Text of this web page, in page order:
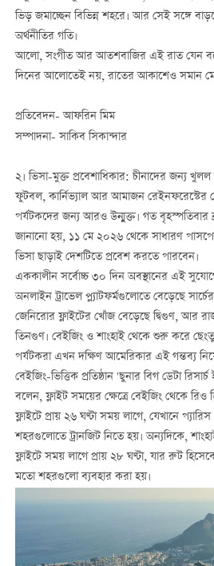
ভিড় জমাচ্ছেন বিভিন্ন শহরে। আর সেই সঙ্গে
অর্থনীতির গতি।
আলো, সংগীত আর আতশবাজির এই রাত যেন
দিনের আলোতেই নয়, রাতের আকাশেও সমান
প্রতিবেদন- আফরিন মিম
সম্পাদনা- সাকিব সিকান্দার
২। ভিসা-মুক্ত প্রবেশাধিকার: চীনাদের জন্য খুলল
ফুটবল, কার্নিভ্যাল আর আমাজন রেইনফরেস্টের
পর্যটকদের জন্য আরও উন্মুক্ত। গত বৃহস্পতিবার
জানানো হয়, ১১ মে ২০২৬ থেকে সাধারণ
ভিসা ছাড়াই দেশটিতে প্রবেশ করতে পারবেন।
এককালীন সর্বোচ্চ ৩০ দিন অবস্থানের এই
অনলাইন ট্রাভেল প্ল্যাটফর্মগুলোতে বেড়েছে
জেনিরোর ফ্লাইটের খোঁজ বেড়েছে দ্বিগুণ, আর
তিনগুণ। বেইজিং ও শাংহাই থেকে শুরু করে
পর্যটকরা এখন দক্ষিণ আমেরিকার এই গন্তব্য
বেইজিং-ভিত্তিক প্রতিষ্ঠান 'ছুনার বিগ ডেটা
বলেন, ফ্লাইট সময়ের ক্ষেত্রে বেইজিং থেকে
ফ্লাইটে প্রায় ২৬ ঘণ্টা সময় লাগে, যেখানে
শহরগুলোতে ট্রানজিট নিতে হয়। অন্যদিকে,
ফ্লাইটে সময় লাগে প্রায় ২৮ ঘণ্টা, যার রুট
মতো শহরগুলো ব্যবহার করা হয়।